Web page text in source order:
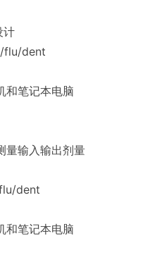
计
flu/dent
和笔记本电脑
量输入输出剂量
dent
和笔记本电脑